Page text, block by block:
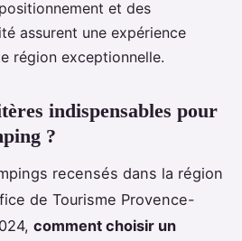
et des
assurent une expérience
région exceptionnelle.
indispensables pour
?
recensés dans la région
de Tourisme Provence-
comment choisir un